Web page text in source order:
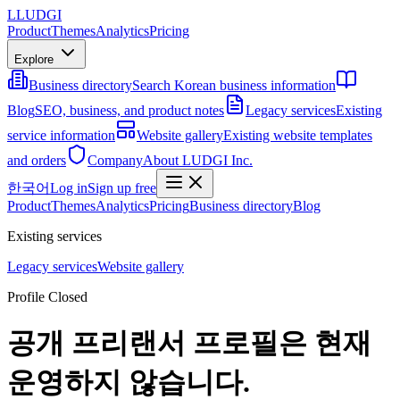
LLUDGI
ProductThemesAnalyticsPricing
Explore
Business directorySearch Korean business information
BlogSEO, business, and product notes Legacy servicesExisting
service information
Website galleryExisting website templates
and orders
CompanyAbout LUDGI Inc.
한국어Log inSign up free
ProductThemesAnalyticsPricingBusiness directoryBlog
Existing services
Legacy servicesWebsite gallery
Profile Closed
공개 프리랜서 프로필은 현재
운영하지 않습니다.